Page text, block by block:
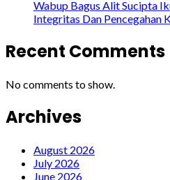
Wabup Bagus Alit Sucipta
Integritas Dan Pencegahan
Recent Comments
No comments to show.
Archives
August 2026
July 2026
June 2026